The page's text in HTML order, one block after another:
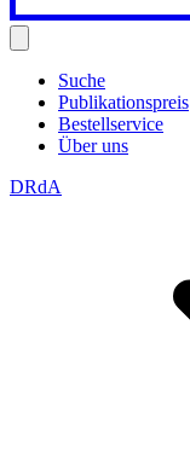
Suche
Publikationspreis
Bestellservice
Über uns
DRdA